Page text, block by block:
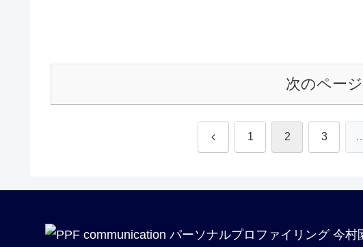
次のページ
前 1 2 3